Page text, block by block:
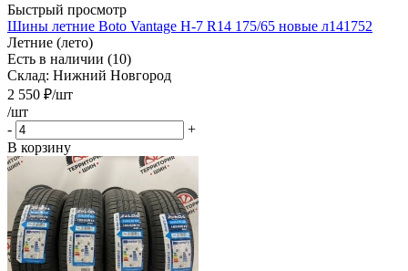
Быстрый просмотр
Шины летние Boto Vantage H-7 R14 175/65 новые л141752
Летние (лето)
Есть в наличии (10)
Склад: Нижний Новгород
2 550 ₽/шт
/шт
-
+
В корзину